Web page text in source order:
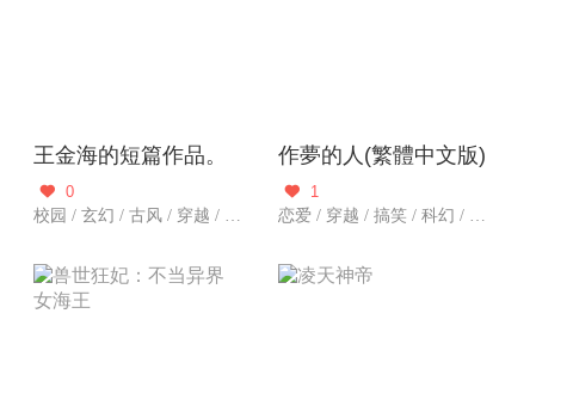
王金海的短篇作品。

0
校园 / 玄幻 / 古风 / 穿越 / 搞笑 / 总裁 / 武侠仙侠 / 历史军事 / 冒险 / 都市生活 / 百合
作夢的人(繁體中文版)

1
恋爱 / 穿越 / 搞笑 / 科幻 / 悬疑 / 都市爱情 / 冒险 / 都市生活